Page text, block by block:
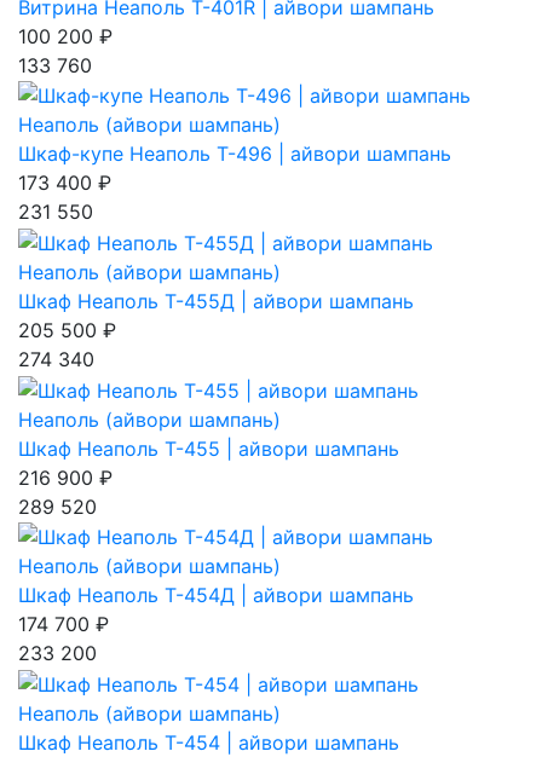
Витрина Неаполь Т-401R | айвори шампань
100 200 ₽
133 760
Неаполь (айвори шампань)
Шкаф-купе Неаполь Т-496 | айвори шампань
173 400 ₽
231 550
Неаполь (айвори шампань)
Шкаф Неаполь Т-455Д | айвори шампань
205 500 ₽
274 340
Неаполь (айвори шампань)
Шкаф Неаполь Т-455 | айвори шампань
216 900 ₽
289 520
Неаполь (айвори шампань)
Шкаф Неаполь Т-454Д | айвори шампань
174 700 ₽
233 200
Неаполь (айвори шампань)
Шкаф Неаполь Т-454 | айвори шампань